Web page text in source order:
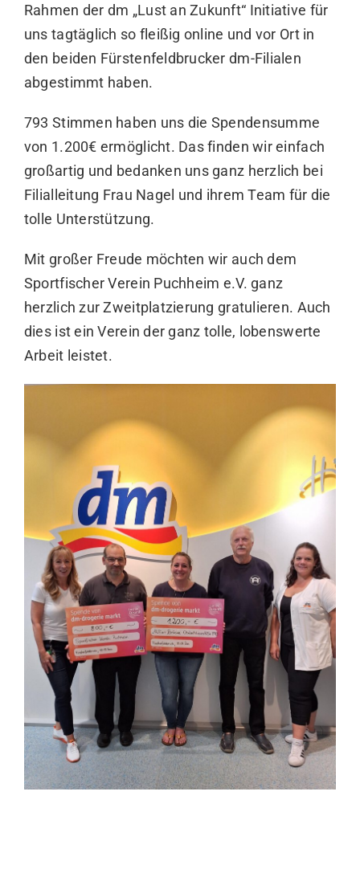
Rahmen der dm „Lust an Zukunft“ Initiative für
uns tagtäglich so fleißig online und vor Ort in
den beiden Fürstenfeldbrucker dm-Filialen
abgestimmt haben.
793 Stimmen haben uns die Spendensumme
von 1.200€ ermöglicht. Das finden wir einfach
großartig und bedanken uns ganz herzlich bei
Filialleitung Frau Nagel und ihrem Team für die
tolle Unterstützung.
Mit großer Freude möchten wir auch dem
Sportfischer Verein Puchheim e.V. ganz
herzlich zur Zweitplatzierung gratulieren. Auch
dies ist ein Verein der ganz tolle, lobenswerte
Arbeit leistet.